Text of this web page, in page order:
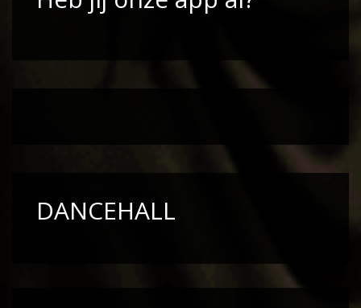
DANCEHALL